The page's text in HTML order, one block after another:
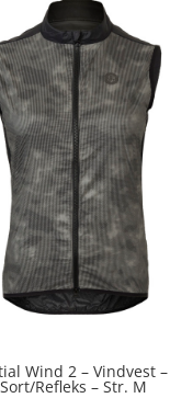
Wind 2 – Vindvest
Sort/Refleks – Str. M